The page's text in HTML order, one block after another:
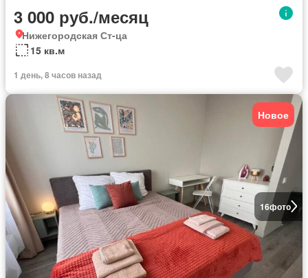
3 000 руб./месяц
Нижегородская Ст-ца
15 кв.м
1 день, 8 часов назад
16фото
Новое